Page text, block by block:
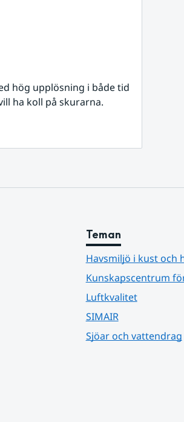
hög upplösning i både tid
ha koll på skurarna.
Teman
Havsmiljö i kust och
Kunskapscentrum
Luftkvalitet
SIMAIR
Sjöar och vattendrag